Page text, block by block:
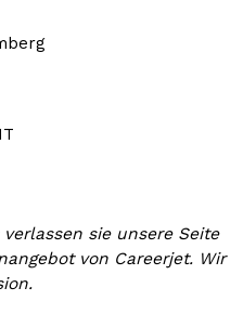
sie unsere Seite
von Careerjet. Wir